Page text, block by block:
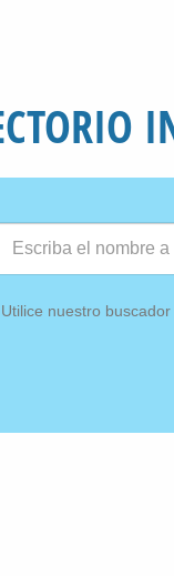
Utilice nuestro